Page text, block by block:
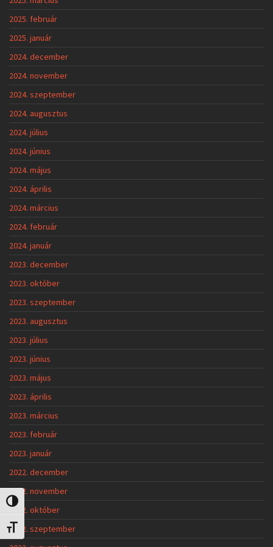
Nagy kontraszt váltása
Betűméret váltása
2025. február
2025. január
2024. december
2024. november
2024. szeptember
2024. augusztus
2024. július
2024. június
2024. május
2024. április
2024. március
2024. február
2024. január
2023. december
2023. október
2023. szeptember
2023. augusztus
2023. július
2023. június
2023. május
2023. április
2023. március
2023. február
2023. január
2022. december
2022. november
2022. október
2022. szeptember